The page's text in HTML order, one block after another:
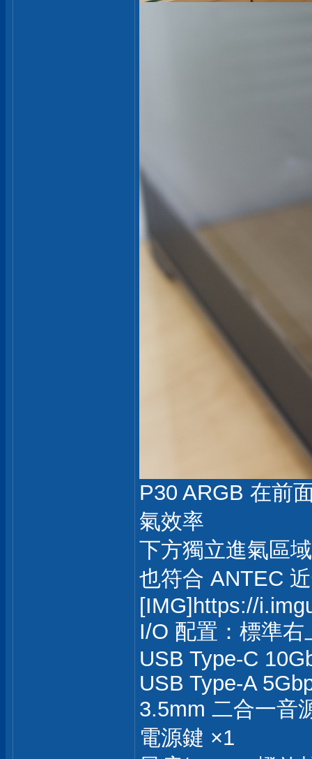
P30 ARGB 在前
氣效率
下方獨立進氣區
也符合 ANTEC
[IMG]https://
I/O 配置：標準右
USB Type-C
USB Type-A
3.5mm 二合一音
電源鍵 ×1